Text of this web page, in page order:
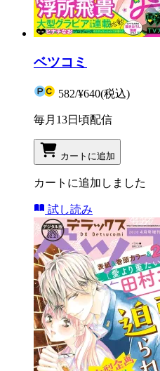
ベツコミ
582/¥640(税込)
毎月13日頃配信
カートに追加
カートに追加しました
試し読み